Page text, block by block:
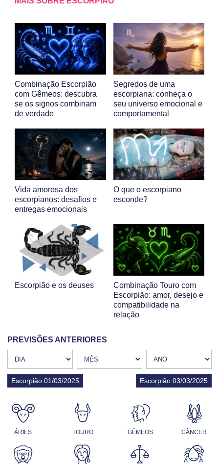
Combinação Escorpião
com Gêmeos: descubra
se os signos combinam
de verdade
Segredos de uma
escorpiana: conheça o
seu universo emocional e
comportamental
Vida amorosa dos
escorpianos: desafios e
entregas emocionais
O que o escorpiano
esconde?
Escorpião e os deuses
Combinação Touro com
Escorpião: amor, desejo e
compatibilidade na
relação
PREVISÕES ANTERIORES
Escorpião 01/03/2025 Escorpião 03/03/2025
ÁRIES TOURO GÊMEOS CÂNCER